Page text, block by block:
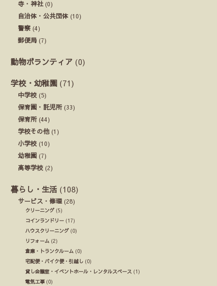
寺・神社(0)
自治体・公共団体 (10)
警察 (4)
郵便局 (7)
動物ボランティア (0)
学校・幼稚園 (71)
中学校 (5)
保育園・託児所(33)
保育所(44)
学校その他 (1)
小学校 (10)
幼稚園 (7)
高等学校 (2)
暮らし・生活 (108)
サービス・修理 (28)
クリーニング(5)
コインランドリー (17)
ハウスクリーニング(0)
リフォーム (2)
倉庫・トランクルーム (0)
宅配便・バイク便・引越し (0)
貸し会議室・イベントホール・レンタルスペース (1)
電気工事(0)